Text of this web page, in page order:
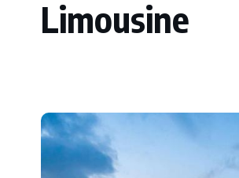
Limousine